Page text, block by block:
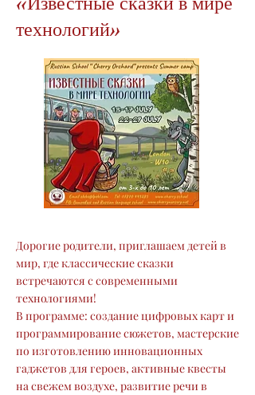
технологий»
Дорогие родители, приглашаем детей в
мир, где классические сказки
встречаются с современными
технологиями!
В программе: создание цифровых карт и
программирование сюжетов, мастерские
по изготовлению инновационных
гаджетов для героев, активные квесты
на свежем воздухе, развитие речи в